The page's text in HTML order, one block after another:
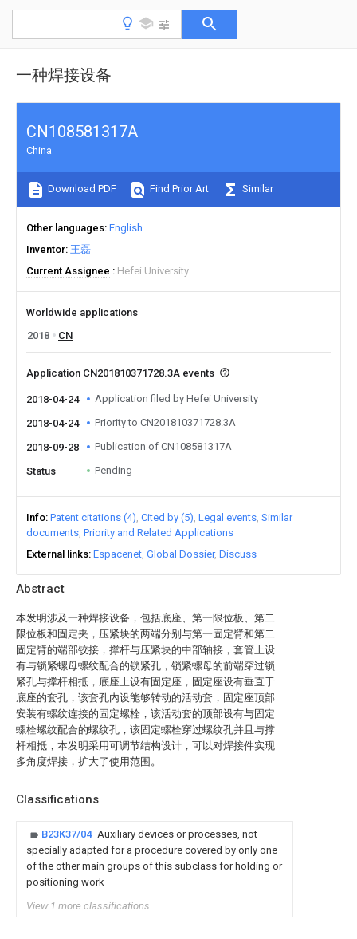
一种焊接设备
Abstract
本发明涉及一种焊接设备，包括底座、第一限位板、第二
限位板和固定夹，压紧块的两端分别与第一固定臂和第二
固定臂的端部铰接，撑杆与压紧块的中部轴接，套管上设
有与锁紧螺母螺纹配合的锁紧孔，锁紧螺母的前端穿过锁
紧孔与撑杆相抵，底座上设有固定座，固定座设有垂直于
底座的套孔，该套孔内设能够转动的活动套，固定座顶部
安装有螺纹连接的固定螺栓，该活动套的顶部设有与固定
螺栓螺纹配合的螺纹孔，该固定螺栓穿过螺纹孔并且与撑
杆相抵，本发明采用可调节结构设计，可以对焊接件实现
多角度焊接，扩大了使用范围。
Classifications
B23K37/04 Auxiliary devices or processes, not
specially adapted for a procedure covered by only one
of the other main groups of this subclass for holding or
positioning work
View 1 more classifications
CN108581317A
China
Download PDF Find Prior Art Similar
Other languages English
Inventor 王磊
Current Assignee
Hefei University
Worldwide applications
2018
CN
Application CN201810371728.3A events
2018-04-24 Application filed by Hefei University
2018-04-24 Priority to CN201810371728.3A
2018-09-28 Publication of CN108581317A
Status Pending
Info Patent citations (4) Cited by (5) Legal events Similar
documents Priority and Related Applications
External links Espacenet Global Dossier Discuss